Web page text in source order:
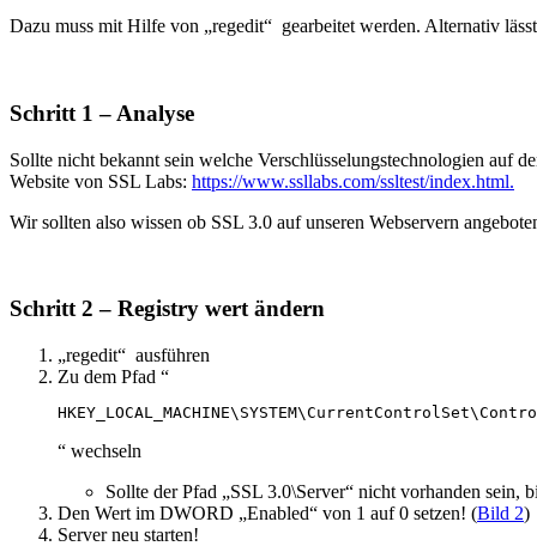
Dazu muss mit Hilfe von „regedit“ gearbeitet werden. Alternativ
Schritt 1 – Analyse
Sollte nicht bekannt sein welche Verschlüsselungstechnologien auf
Website von SSL Labs: https://www.ssllabs.com/ssltest/index.html.
Wir sollten also wissen ob SSL 3.0 auf unseren Webservern
Schritt 2 – Registry wert ändern
„regedit“ ausführen
Zu dem Pfad “
“ wechseln
Sollte der Pfad „SSL 3.0\Server“ nicht vorhanden sein,
Den Wert im DWORD „Enabled“ von 1 auf 0 setzen! (Bild 2)
Server neu starten!